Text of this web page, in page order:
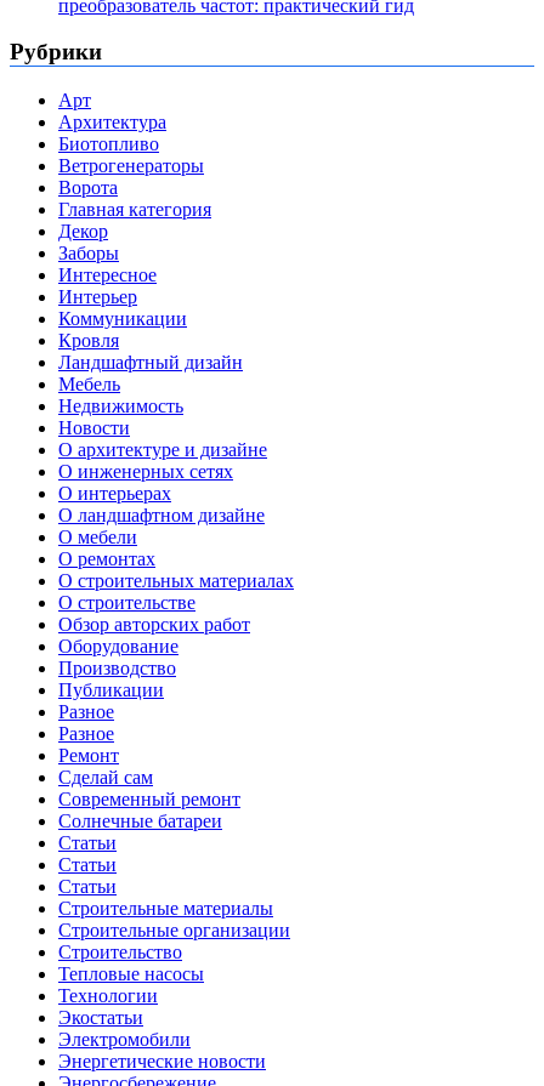
преобразователь частот: практический гид
Рубрики
Арт
Архитектура
Биотопливо
Ветрогенераторы
Ворота
Главная категория
Декор
Заборы
Интересное
Интерьер
Коммуникации
Кровля
Ландшафтный дизайн
Мебель
Недвижимость
Новости
О архитектуре и дизайне
О инженерных сетях
О интерьерах
О ландшафтном дизайне
О мебели
О ремонтах
О строительных материалах
О строительстве
Обзор авторских работ
Оборудование
Производство
Публикации
Разное
Разное
Ремонт
Сделай сам
Современный ремонт
Солнечные батареи
Статьи
Статьи
Статьи
Строительные материалы
Строительные организации
Строительство
Тепловые насосы
Технологии
Экостатьи
Электромобили
Энергетические новости